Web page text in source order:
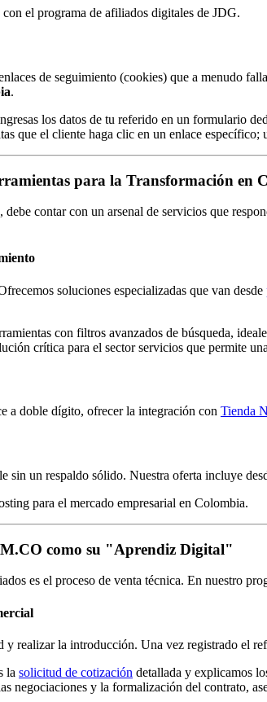
de seguimiento (cookies) que a menudo
.
los datos de tu referido en un formulario
que el cliente haga clic en un enlace
para la Transformación en
, debe contar con un arsenal de servicios que
soluciones especializadas que van desde
con filtros avanzados de búsqueda,
crítica para el sector servicios que permite
a doble dígito, ofrecer la integración con Tienda
sin un respaldo sólido. Nuestra oferta incluye
como su "Aprendiz Digital"
es el proceso de venta técnica. En nuestro
realizar la introducción. Una vez registrado el
la solicitud de cotización detallada y explicamos
negociaciones y la formalización del contrato,